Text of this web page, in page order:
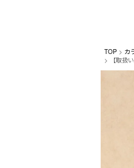
TOP カ
【取扱